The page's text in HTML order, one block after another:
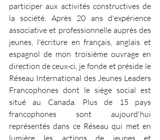
participer aux activités constructives de
la société. Après 20 ans d'expérience
associative et professionnelle auprès des
jeunes, l'écriture en français, anglais et
espagnol de mon troisième ouvrage en
direction de ceux-ci, je fonde et préside le
Réseau International des Jeunes Leaders
Francophones dont le siège social est
situé au Canada. Plus de 15 pays
francophones sont aujourd'hui
représentés dans ce Réseau qui met en
lumière les actions de jeunes et